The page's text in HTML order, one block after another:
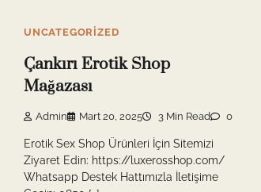
UNCATEGORIZED
Çankırı Erotik Shop
Mağazası
Admin Mart 20, 2025 3 Min Read 0
Erotik Sex Shop Ürünleri İçin Sitemizi
Ziyaret Edin: https://luxerosshop.com/
Whatsapp Destek Hattımızla İletişime